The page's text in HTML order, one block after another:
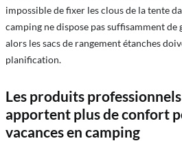
impossible de fixer les clous de la tente
camping ne dispose pas suffisamment de
alors les sacs de rangement étanches
planification.
Les produits
apportent plus de confort
vacances en camping